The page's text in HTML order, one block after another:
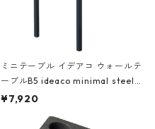
ミニテーブル イデアコ ウォールテ
ーブルB5 ideaco minimal steel f
urniture WALL Table B5 ネイビー
¥7,920